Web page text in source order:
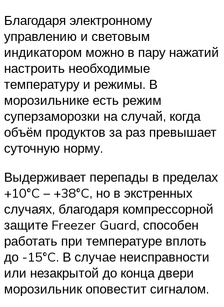
Благодаря электронному
управлению и световым
индикатором можно в пару нажатий
настроить необходимые
температуру и режимы. В
морозильнике есть режим
суперзаморозки на случай, когда
объём продуктов за раз превышает
суточную норму.
Выдерживает перепады в пределах
+10°C – +38°C, но в экстренных
случаях, благодаря компрессорной
защите Freezer Guard, способен
работать при температуре вплоть
до -15°C. В случае неисправности
или незакрытой до конца двери
морозильник оповестит сигналом.